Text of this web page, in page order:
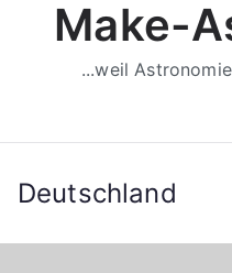
Make-
...weil
Deutschland